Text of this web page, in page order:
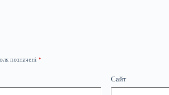
позначені*
Сайт